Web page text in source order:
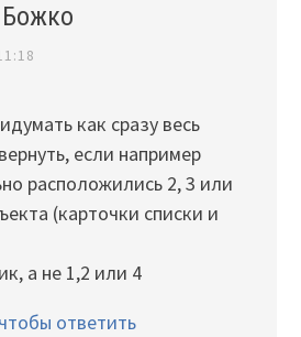
как сразу весь
если например
расположились 2, 3 или
(карточки списки и
а не 1,2 или 4
ответить